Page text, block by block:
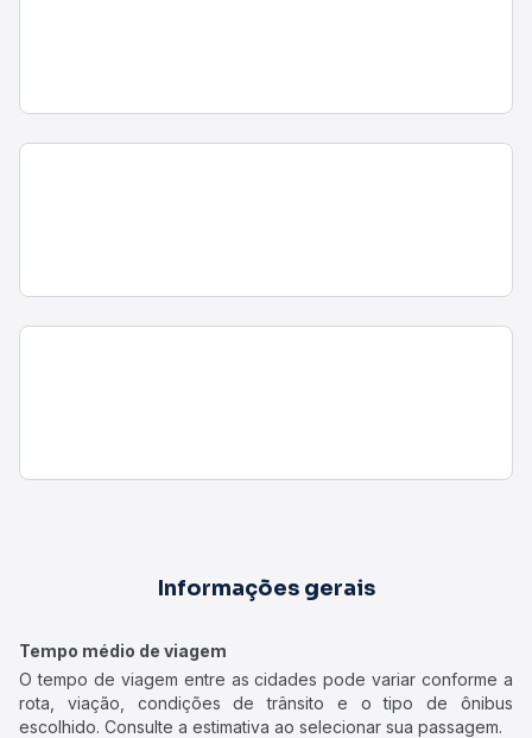
Informações gerais
Tempo médio de viagem
O tempo de viagem entre as cidades pode variar conforme a
rota, viação, condições de trânsito e o tipo de ônibus
escolhido. Consulte a estimativa ao selecionar sua passagem.